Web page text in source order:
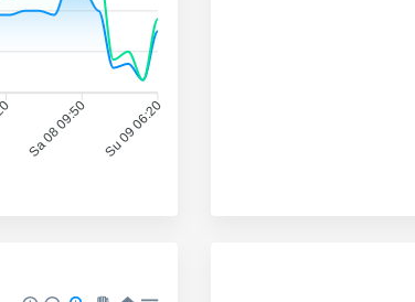
Sa 08 09:50 Su 09 06:20